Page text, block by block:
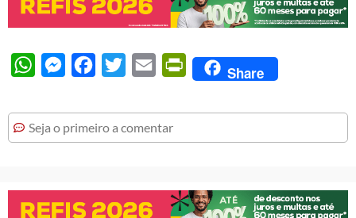
WhatsAppMessengerFacebook
Twitter Email PrintFriendly
Share
Seja o primeiro a comentar